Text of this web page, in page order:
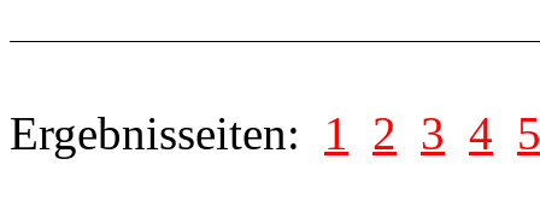
Ergebnisseiten: 1 2 3 4 5